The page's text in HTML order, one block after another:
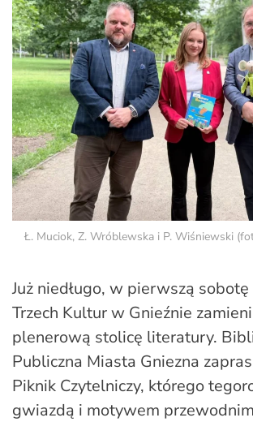
Ł. Muciok, Z. Wróblewska i P. Wiśniewski
Już niedługo, w pierwszą
Trzech Kultur w Gnieźnie
plenerową stolicę literatury.
Publiczna Miasta Gniezna
Piknik Czytelniczy, którego
gwiazdą i motywem